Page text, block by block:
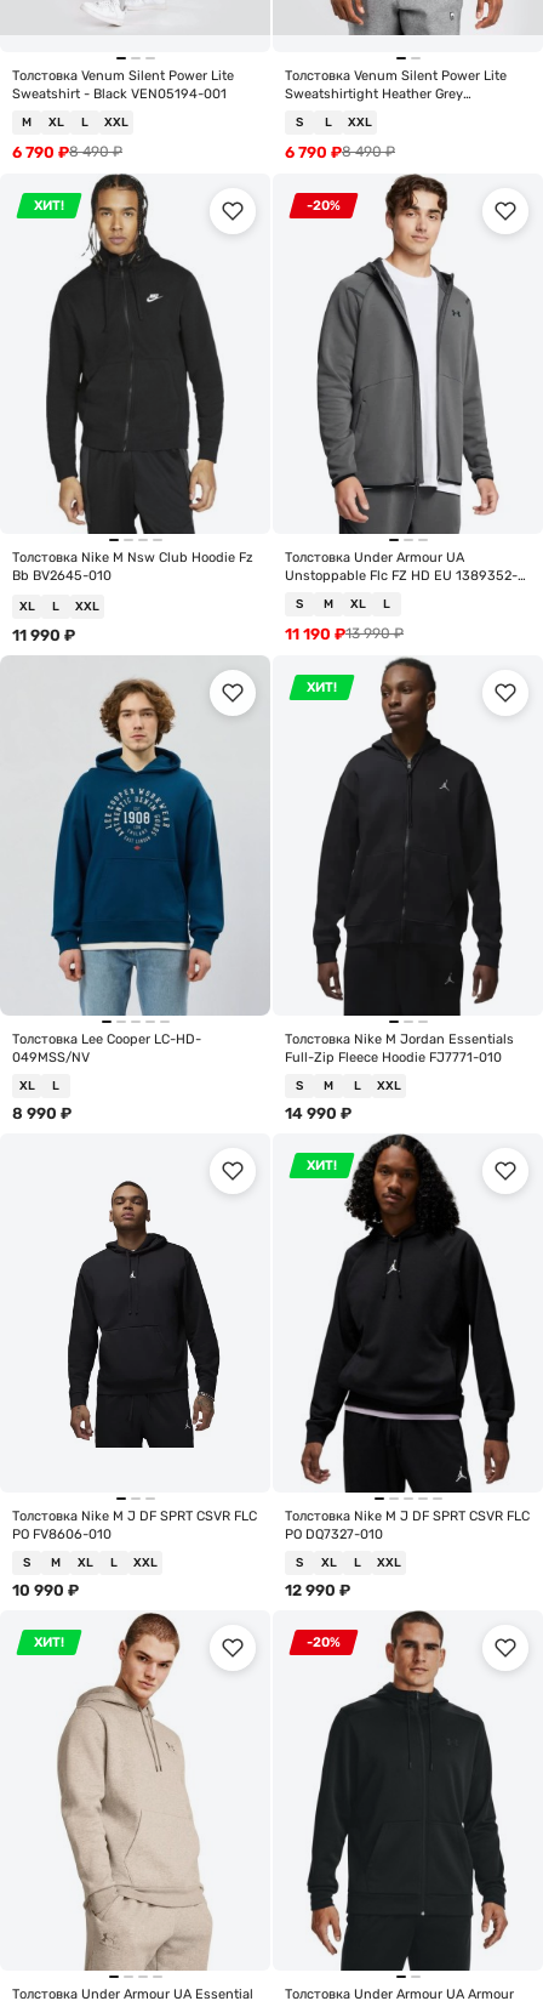
Толстовка Venum Silent Power Lite
Sweatshirt - Black VEN05194-001
M XL L XXL
8 490₽
6 790 ₽
Толстовка Venum Silent Power Lite
Sweatshirtight Heather Grey
S L XXL
8 490₽
6 790 ₽
ХИТ!
Толстовка Nike M Nsw Club Hoodie Fz
Bb BV2645-010
XL L XXL
11 990 ₽
-20%
Толстовка Under Armour UA
Unstoppable Flc FZ HD EU 1389352-
S M XL L
13 990₽
11 190 ₽
Толстовка Lee Cooper LC-HD-
049MSS/NV
XL L
8 990 ₽
ХИТ!
Толстовка Nike M Jordan Essentials
Full-Zip Fleece Hoodie FJ7771-010
S M L XXL
14 990 ₽
Толстовка Nike M J DF SPRT CSVR FLC
PO FV8606-010
S M XL L XXL
10 990 ₽
ХИТ!
Толстовка Nike M J DF SPRT CSVR FLC
PO DQ7327-010
S XL L XXL
12 990 ₽
ХИТ!
Толстовка Under Armour UA Essential
-20%
Толстовка Under Armour UA Armour